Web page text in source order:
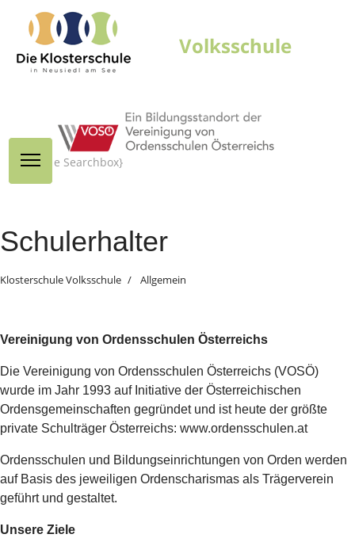
{module Searchbox}
Schulerhalter
Klosterschule Volksschule Allgemein
Vereinigung von Ordensschulen Österreichs
Die Vereinigung von Ordensschulen Österreichs (VOSÖ)
wurde im Jahr 1993 auf Initiative der Österreichischen
Ordensgemeinschaften gegründet und ist heute der größte
private Schulträger Österreichs: www.ordensschulen.at
Ordensschulen und Bildungseinrichtungen von Orden werden
auf Basis des jeweiligen Ordenscharismas als Trägerverein
geführt und gestaltet.
Unsere Ziele